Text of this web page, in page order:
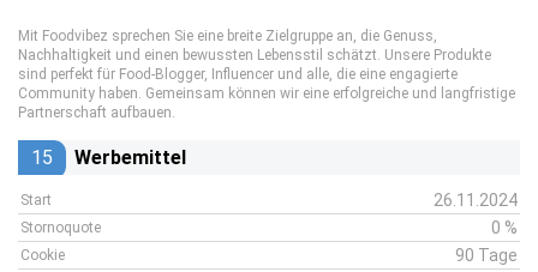
Mit Foodvibez sprechen Sie eine breite Zielgruppe an, die Genuss,
Nachhaltigkeit und einen bewussten Lebensstil schätzt. Unsere Produkte
sind perfekt für Food-Blogger, Influencer und alle, die eine engagierte
Community haben. Gemeinsam können wir eine erfolgreiche und langfristige
Partnerschaft aufbauen.
15 Werbemittel
Start 26.11.2024
Stornoquote 0 %
Cookie 90 Tage